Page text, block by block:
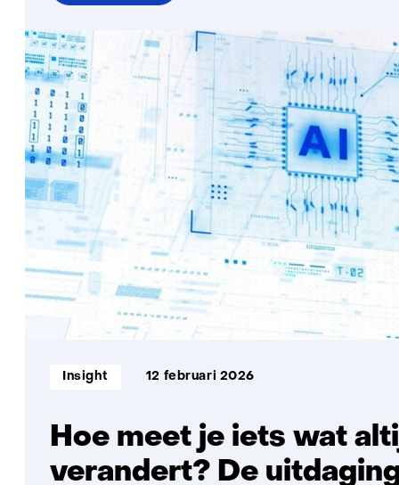
over
Eerlijk
profileren
met
algoritmes?
Er
is
een
praktisch
hulpmiddel
Hoe meet je iets wat
verandert? De
Informatietype:
Insight 12 februari 2026